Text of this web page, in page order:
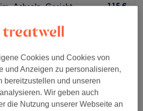
Achseln, Gesicht
115 €
Damen-
350 €
Intim, Unterschenkel
Cookies und Cookies von
und Anzeigen zu personalisieren,
bereitzustellen und unseren
Wir geben auch
die Nutzung unserer Webseite an